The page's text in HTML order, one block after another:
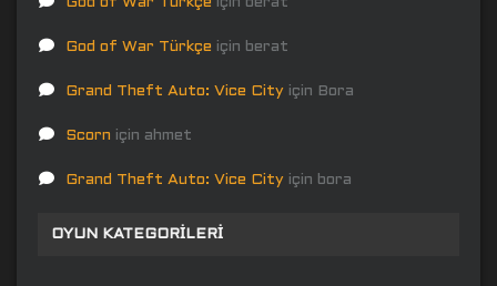
God of War Türkçe için berat
Grand Theft Auto: Vice City için Bora
Scorn için ahmet
Grand Theft Auto: Vice City için bora
OYUN KATEGORILERI